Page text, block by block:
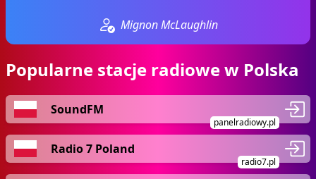
Mignon McLaughlin
Popularne stacje radiowe w Polska
SoundFM
panelradiowy.pl
Radio 7 Poland
radio7.pl